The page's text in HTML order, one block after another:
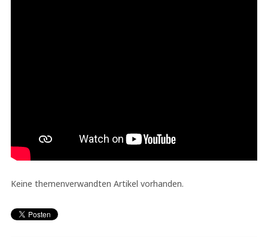
Keine themenverwandten Artikel vorhanden.